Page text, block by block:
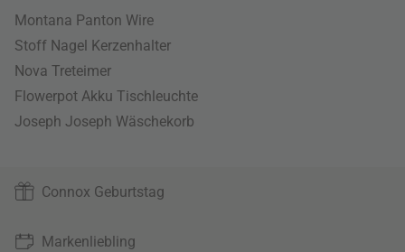
Montana Panton Wire
Stoff Nagel Kerzenhalter
Nova Treteimer
Flowerpot Akku Tischleuchte
Joseph Joseph Wäschekorb
Connox Geburtstag
Markenliebling